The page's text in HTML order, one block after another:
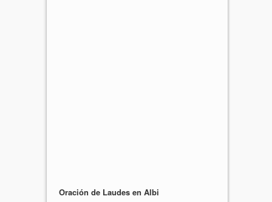
Oración de Laudes en Albi